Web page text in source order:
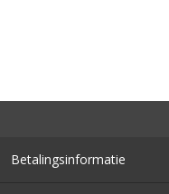
Betalingsinformatie